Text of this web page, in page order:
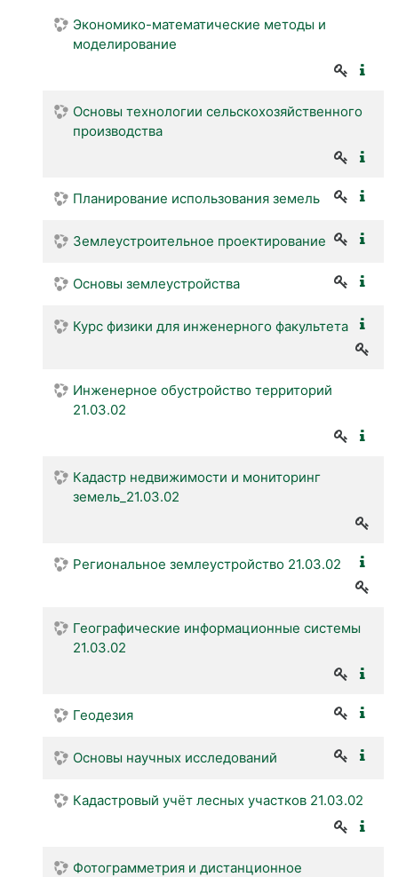
Экономико-математические методы и
моделирование
Основы технологии сельскохозяйственного
производства
Планирование использования земель
Землеустроительное проектирование
Основы землеустройства
Курс физики для инженерного факультета
Инженерное обустройство территорий
21.03.02
Кадастр недвижимости и мониторинг
земель_21.03.02
Региональное землеустройство 21.03.02
Географические информационные системы
21.03.02
Геодезия
Основы научных исследований
Кадастровый учёт лесных участков 21.03.02
Фотограмметрия и дистанционное